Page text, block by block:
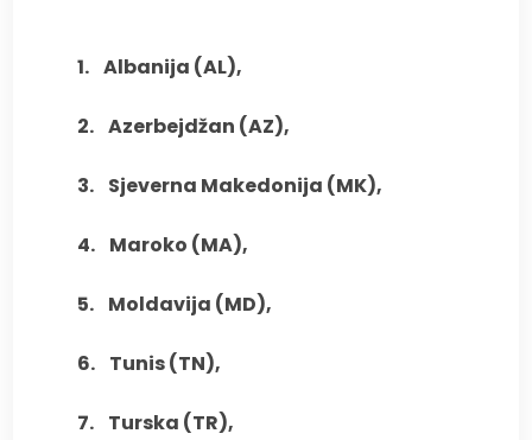
1. Albanija (AL),
2. Azerbejdžan (AZ),
3. Sjeverna Makedonija (MK),
4. Maroko (MA),
5. Moldavija (MD),
6. Tunis (TN),
7. Turska (TR),